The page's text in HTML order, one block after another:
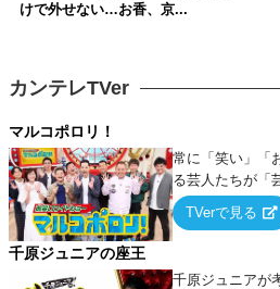
けで外せない…お香、京...
カンテレTVer
マルコポロリ！
常に「笑い」「
る芸人たちが「
出でて、新たな
TVerで見る
千原ジュニアの座王
千原ジュニアが